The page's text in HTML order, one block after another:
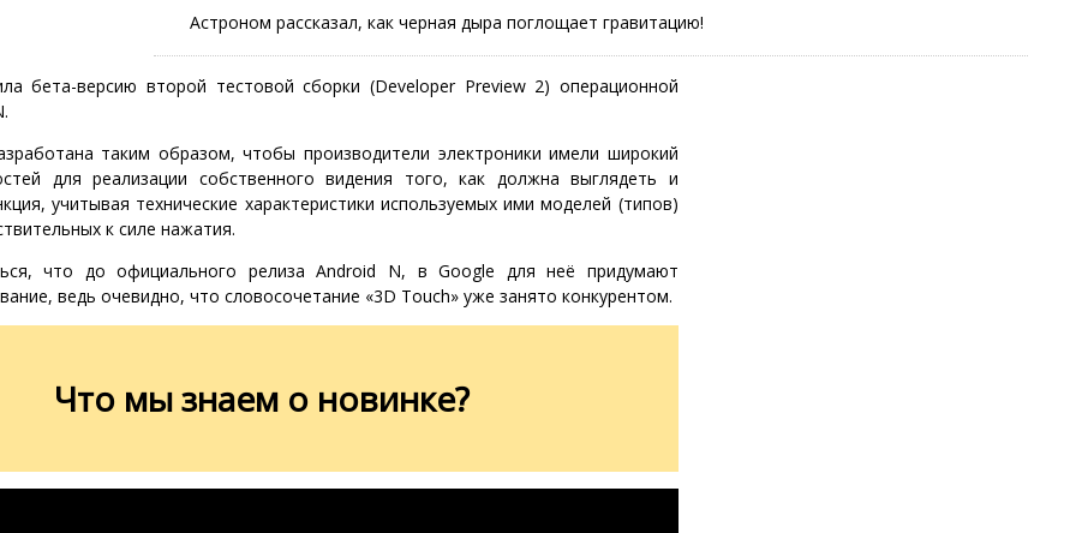
Астроном рассказал, как черная дыра поглощает гравитацию!
бета-версию второй тестовой сборки (Developer Preview 2) операционной
таким образом, чтобы производители электроники имели широкий
для реализации собственного видения того, как должна выглядеть и
учитывая технические характеристики используемых ими моделей (типов)
к силе нажатия.
что до официального релиза Android N, в Google для неё придумают
ведь очевидно, что словосочетание «3D Touch» уже занято конкурентом.
Что мы знаем о новинке?